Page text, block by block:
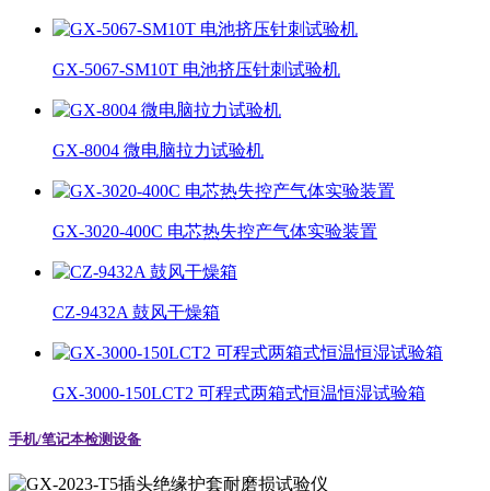
GX-5067-SM10T 电池挤压针刺试验机
GX-8004 微电脑拉力试验机
GX-3020-400C 电芯热失控产气体实验装置
CZ-9432A 鼓风干燥箱
GX-3000-150LCT2 可程式两箱式恒温恒湿试验箱
手机/笔记本检测设备